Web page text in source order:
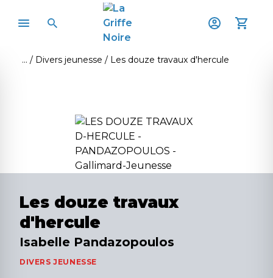
Divers jeunesse Les douze travaux d'hercule
Les douze travaux
d'hercule
Isabelle Pandazopoulos
DIVERS JEUNESSE